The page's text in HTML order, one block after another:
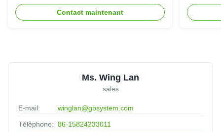
Contact maintenant
Ms. Wing Lan
sales
E-mail: winglan@gbsystem.com
Téléphone: 86-15824233011